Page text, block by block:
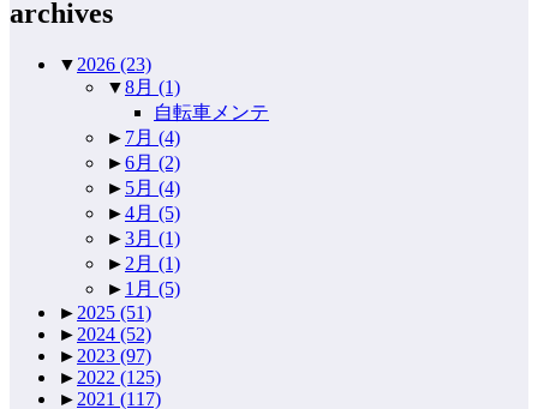
archives
▼ 2026 (23)
▼8月 (1)
自転車メンテ
► 7月 (4)
►6月 (2)
► 5月 (4)
►4月 (5)
►3月 (1)
► 2月 (1)
► 1月 (5)
► 2025 (51)
► 2024 (52)
► 2023 (97)
► 2022 (125)
► 2021 (117)